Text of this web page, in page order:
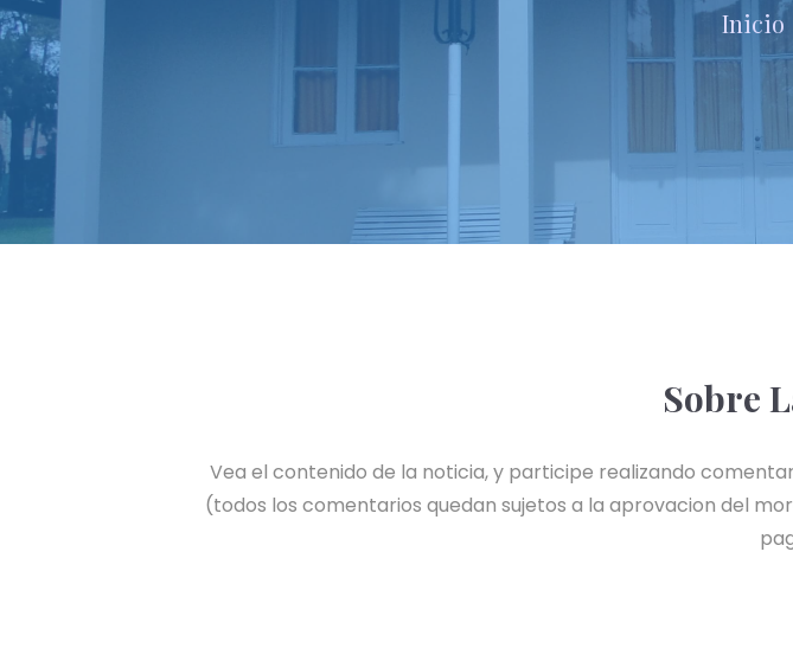
Inicio
Sobre
Vea el contenido de la noticia, y participe realizando
(todos los comentarios quedan sujetos a la aprovacion del